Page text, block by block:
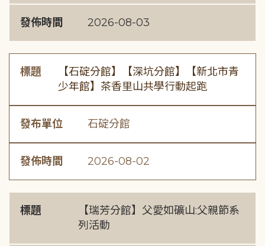
發佈時間 2026-08-03
標題
【石碇分館】【深坑分館】【新北市青
少年館】茶香里山共學行動起跑
發布單位 石碇分館
發佈時間 2026-08-02
標題
【瑞芳分館】父愛如礦山:父親節系
列活動